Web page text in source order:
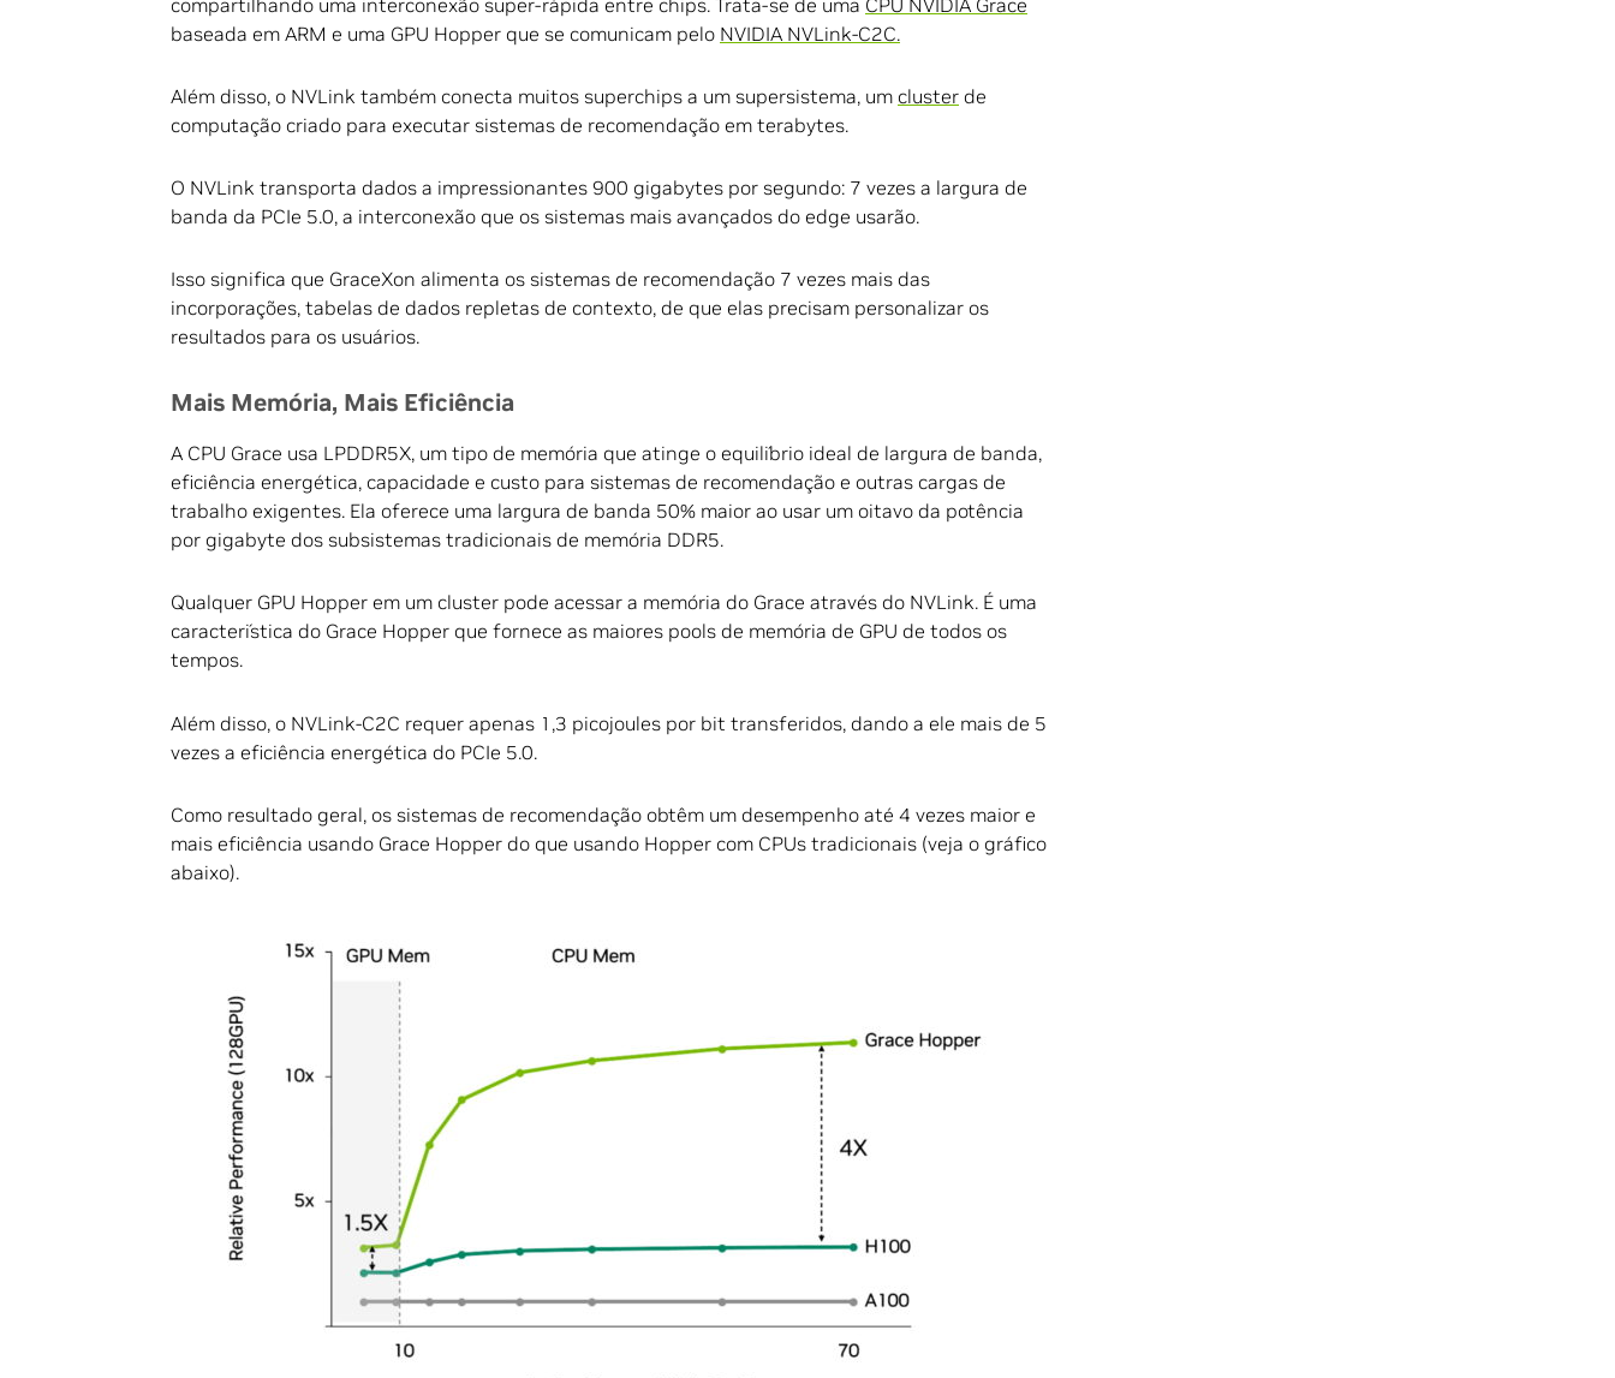
baseada em ARM e uma GPU Hopper que se comunicam pelo NVIDIA NVLink-C2C.
Além disso, o NVLink também conecta muitos superchips a um supersistema, um cluster de
computação criado para executar sistemas de recomendação em terabytes.
O NVLink transporta dados a impressionantes 900 gigabytes por segundo: 7 vezes a largura de
banda da PCIe 5.0, a interconexão que os sistemas mais avançados do edge usarão.
Isso significa que GraceXon alimenta os sistemas de recomendação 7 vezes mais das
incorporações, tabelas de dados repletas de contexto, de que elas precisam personalizar os
resultados para os usuários.
Mais Memória, Mais Eficiência
A CPU Grace usa LPDDR5X, um tipo de memória que atinge o equilíbrio ideal de largura de banda,
eficiência energética, capacidade e custo para sistemas de recomendação e outras cargas de
trabalho exigentes. Ela oferece uma largura de banda 50% maior ao usar um oitavo da potência
por gigabyte dos subsistemas tradicionais de memória DDR5.
Qualquer GPU Hopper em um cluster pode acessar a memória do Grace através do NVLink. É uma
característica do Grace Hopper que fornece as maiores pools de memória de GPU de todos os
tempos.
Além disso, o NVLink-C2C requer apenas 1,3 picojoules por bit transferidos, dando a ele mais de 5
vezes a eficiência energética do PCIe 5.0.
Como resultado geral, os sistemas de recomendação obtêm um desempenho até 4 vezes maior e
mais eficiência usando Grace Hopper do que usando Hopper com CPUs tradicionais (veja o gráfico
abaixo).